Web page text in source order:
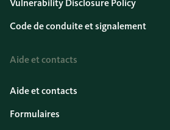
Vulnerability Disclosure Policy
Code de conduite et signalement
Aide et contacts
Aide et contacts
Formulaires